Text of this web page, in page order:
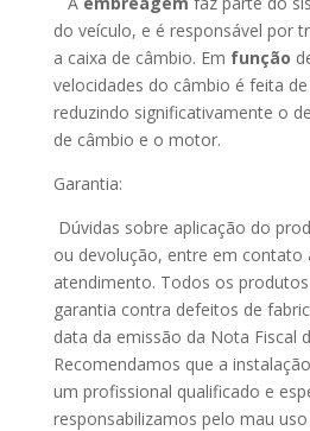
do veículo, e é responsável por
a caixa de câmbio. Em função
velocidades do câmbio é feita
reduzindo significativamente o
de câmbio e o motor.
Garantia:
Dúvidas sobre aplicação do
ou devolução, entre em contato
atendimento. Todos os
garantia contra defeitos de
data da emissão da Nota Fiscal
Recomendamos que a
um profissional qualificado e
responsabilizamos pelo mau